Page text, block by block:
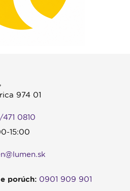
974 01
0810
15:00
porúch: 0901 909 901